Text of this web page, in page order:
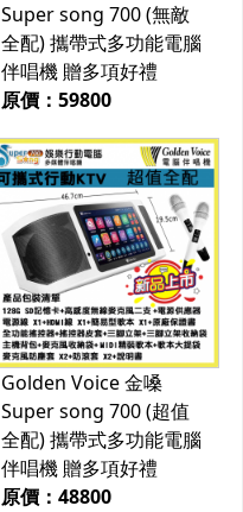
Super song 700 (無敵
全配) 攜帶式多功能電腦
伴唱機 贈多項好禮
原價：59800
Golden Voice 金嗓
Super song 700 (超值
全配) 攜帶式多功能電腦
伴唱機 贈多項好禮
原價：48800